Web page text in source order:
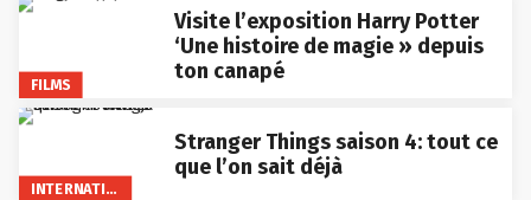
FILMS
Visite l’exposition Harry Potter
‘Une histoire de magie » depuis
ton canapé
INTERNATIONAL
Stranger Things saison 4: tout ce
que l’on sait déjà